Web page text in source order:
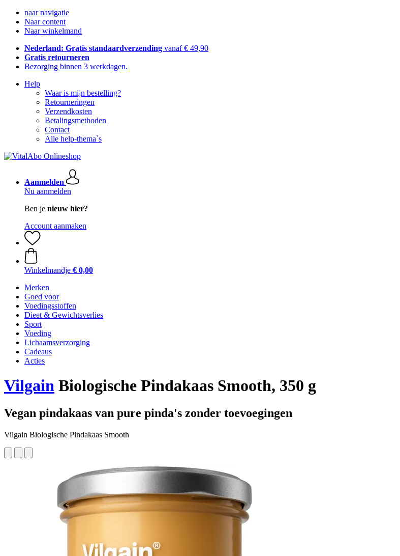
naar navigatie
Naar content
Naar winkelmand
Nederland: Gratis standaardverzending vanaf € 49,90
Gratis retourneren
Bezorging binnen 3 werkdagen.
Help
Waar is mijn bestelling?
Retourneringen
Verzendkosten
Betalingsmethoden
Contact
Alle help-thema`s
Aanmelden
Nu aanmelden
Ben je nieuw hier?
Account aanmaken
Winkelmandje € 0,00
Merken
Goed voor
Voedingsstoffen
Dieet & Gewichtsverlies
Sport
Voeding
Lichaamsverzorging
Cadeaus
Acties
Vilgain Biologische Pindakaas Smooth, 350 g
Vegan pindakaas van pure pinda's zonder toevoegingen
Vilgain Biologische Pindakaas Smooth